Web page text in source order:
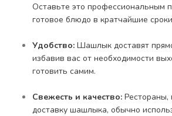
Оставьте это профессиональным
готовое блюдо в кратчайшие
Удобство: Шашлык доставят
избавив вас от необходимости
готовить самим.
Свежесть и качество:
доставку шашлыка, обычно